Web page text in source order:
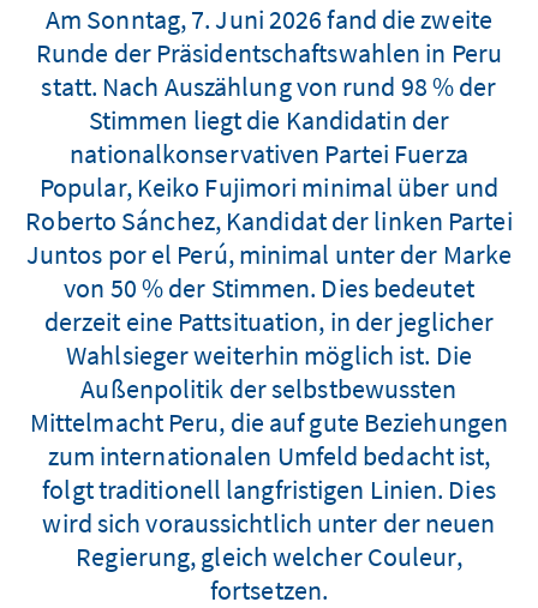
Am Sonntag, 7. Juni 2026 fand die zweite
Runde der Präsidentschaftswahlen in Peru
statt. Nach Auszählung von rund 98 % der
Stimmen liegt die Kandidatin der
nationalkonservativen Partei Fuerza
Popular, Keiko Fujimori minimal über und
Roberto Sánchez, Kandidat der linken Partei
Juntos por el Perú, minimal unter der Marke
von 50 % der Stimmen. Dies bedeutet
derzeit eine Pattsituation, in der jeglicher
Wahlsieger weiterhin möglich ist. Die
Außenpolitik der selbstbewussten
Mittelmacht Peru, die auf gute Beziehungen
zum internationalen Umfeld bedacht ist,
folgt traditionell langfristigen Linien. Dies
wird sich voraussichtlich unter der neuen
Regierung, gleich welcher Couleur,
fortsetzen.